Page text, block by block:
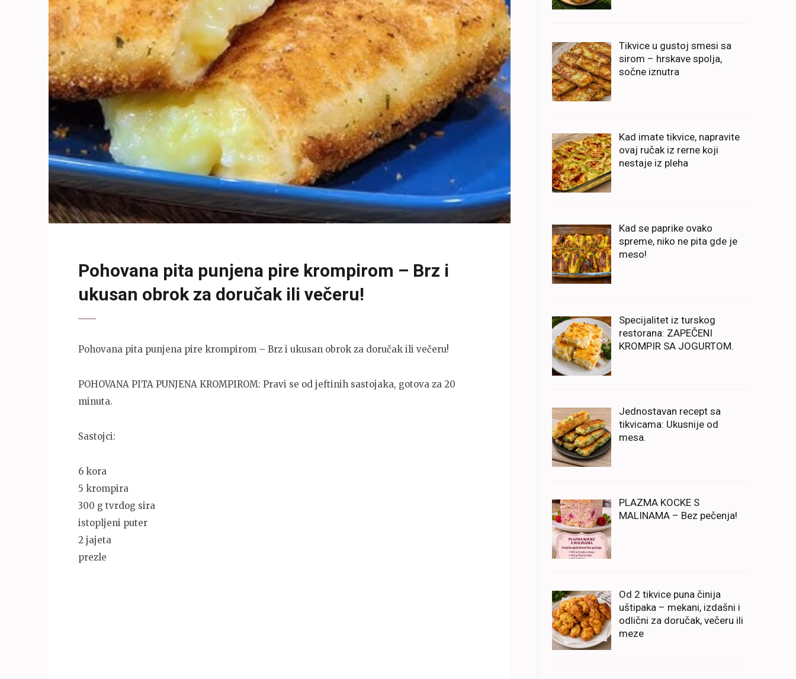
Pohovana pita punjena pire krompirom – Brz i
ukusan obrok za doručak ili večeru!
Pohovana pita punjena pire krompirom – Brz i ukusan obrok za doručak ili večeru!
POHOVANA PITA PUNJENA KROMPIROM: Pravi se od jeftinih sastojaka, gotova za 20
minuta.
Sastojci:
6 kora
5 krompira
300 g tvrdog sira
istopljeni puter
2 jajeta
prezle
Tikvice u gustoj smesi sa
sirom – hrskave spolja,
sočne iznutra
Kad imate tikvice, napravite
ovaj ručak iz rerne koji
nestaje iz pleha
Kad se paprike ovako
spreme, niko ne pita gde je
meso!
Specijalitet iz turskog
restorana: ZAPEČENI
KROMPIR SA JOGURTOM.
Jednostavan recept sa
tikvicama: Ukusnije od
mesa.
PLAZMA KOCKE S
MALINAMA – Bez pečenja!
Od 2 tikvice puna činija
uštipaka – mekani, izdašni i
odlični za doručak, večeru ili
meze